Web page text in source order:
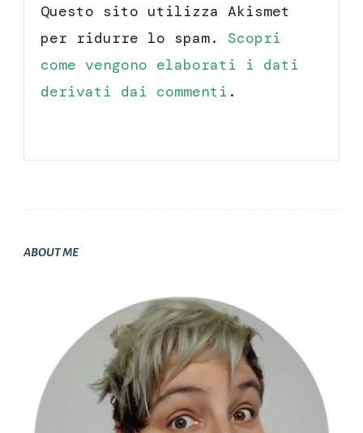
Questo sito utilizza Akismet
per ridurre lo spam. Scopri
come vengono elaborati i dati
derivati dai commenti .
ABOUT ME